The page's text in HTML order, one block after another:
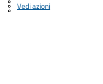
Vedi azioni